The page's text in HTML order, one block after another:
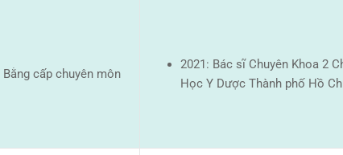
Bằng cấp chuyên môn
2021: Bác sĩ Chuyên Khoa 2
Học Y Dược Thành phố Hồ